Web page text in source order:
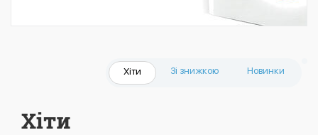
Хіти Зі знижкою Новинки
Хіти